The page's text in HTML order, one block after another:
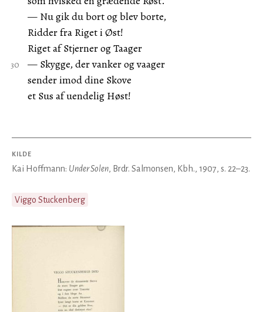
— Nu gik du bort og blev borte,
Ridder fra Riget i Øst!
Riget af Stjerner og Taager
— Skygge, der vanker og vaager
sender imod dine Skove
et Sus af uendelig Høst!
KILDE
Kai Hoffmann: Under Solen, Brdr. Salmonsen, Kbh., 1907, s. 22–23.
Viggo Stuckenberg